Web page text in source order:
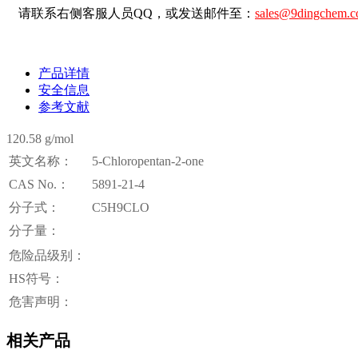
请联系右侧客服人员QQ，或发送邮件至：
产品详情
安全信息
参考文献
120.58 g/mol
英文名称：
5-Chloropentan-2-one
CAS No.：
5891-21-4
分子式：
C5H9CLO
分子量：
危险品级别：
HS符号：
危害声明：
相关产品